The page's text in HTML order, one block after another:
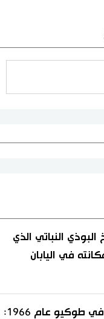
البوذي النباتي الذي
في اليابان
جولة البيتلز في طوكيو عام 1966: